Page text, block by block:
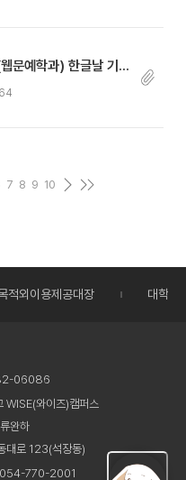
뻔하지 않은 이야기로, 최지희 동문(웹문예학과) 한글날 기념 신추문예 수상!
7 8 9 10
적외이용제공대장 대학정
06086
WISE(와이즈)캠퍼스
완하
대로 123(석장동)
770-2001